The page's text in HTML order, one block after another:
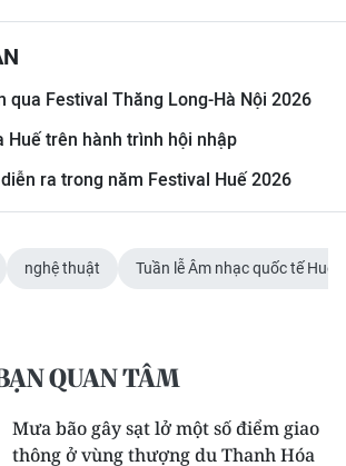
qua Festival Thăng Long-Hà Nội 2026
Huế trên hành trình hội nhập
ra trong năm Festival Huế 2026
nghệ thuật Tuần lễ Âm nhạc quốc tế Huế
QUAN TÂM
Mưa bão gây sạt lở một số điểm giao
thông ở vùng thượng du Thanh Hóa